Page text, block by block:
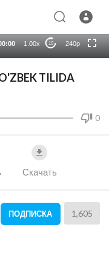
1.00x 10 240p
HD
TILIDA
0
Скачать
ПОДПИСКА 1,605